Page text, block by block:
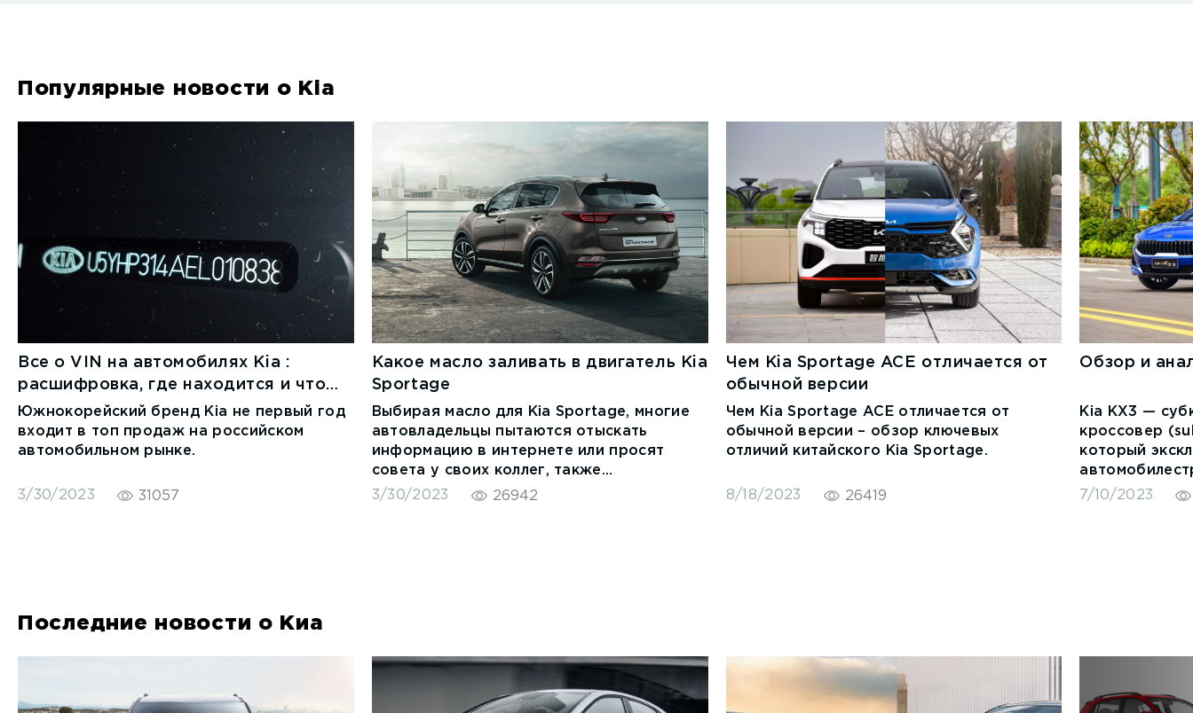
Популярные новости о Kia
Все о VIN на автомобилях Kia :
расшифровка, где находится и что
означает
Южнокорейский бренд Kia не первый год
входит в топ продаж на российском
автомобильном рынке.
3/30/2023 31057
Какое масло заливать в двигатель Kia
Sportage
Выбирая масло для Kia Sportage, многие
автовладельцы пытаются отыскать
информацию в интернете или просят
совета у своих коллег, также
управляющих популярным корейским
3/30/2023 26942
Чем Kia Sportage ACE отличается от
обычной версии
Чем Kia Sportage ACE отличается от
обычной версии – обзор ключевых
отличий китайского Kia Sportage.
8/18/2023 26419
Обзор и
Kia KX3 —
кроссовер
который
Dongfeng
7/10/2023
Последние новости о Киа